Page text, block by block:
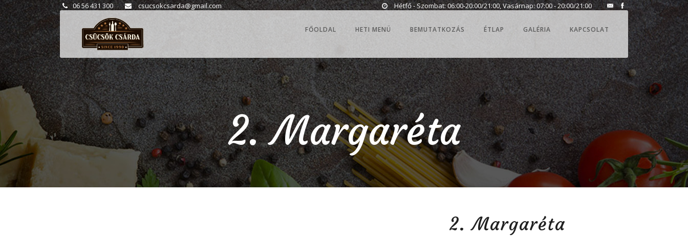
06 56 431 300 csucsokcsarda@gmail.com Hétfő - Szombat: 06:00-20:00/21:00, Vasárnap: 07:00 - 20:00/21:00
FŐOLDAL HETI MENÜ BEMUTATKOZÁS ÉTLAP GALÉRIA KAPCSOLAT
2. Margaréta
2. Margaréta